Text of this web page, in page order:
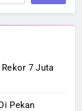
7 Juta
Pekan